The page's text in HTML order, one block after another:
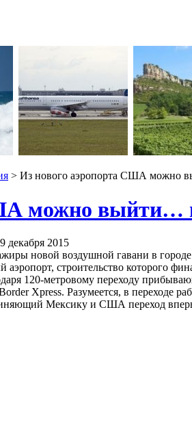
> Из нового аэропорта США можно
можно выйти…
декабря 2015
новой воздушной гавани в
аэропорт, строительство которого
120-метровому переходу
Xpress. Разумеется, в переходе
Мексику и США переход